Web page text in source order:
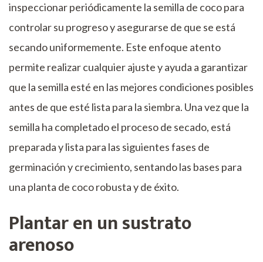
inspeccionar periódicamente la semilla de coco para
controlar su progreso y asegurarse de que se está
secando uniformemente. Este enfoque atento
permite realizar cualquier ajuste y ayuda a garantizar
que la semilla esté en las mejores condiciones posibles
antes de que esté lista para la siembra. Una vez que la
semilla ha completado el proceso de secado, está
preparada y lista para las siguientes fases de
germinación y crecimiento, sentando las bases para
una planta de coco robusta y de éxito.
Plantar en un sustrato
arenoso